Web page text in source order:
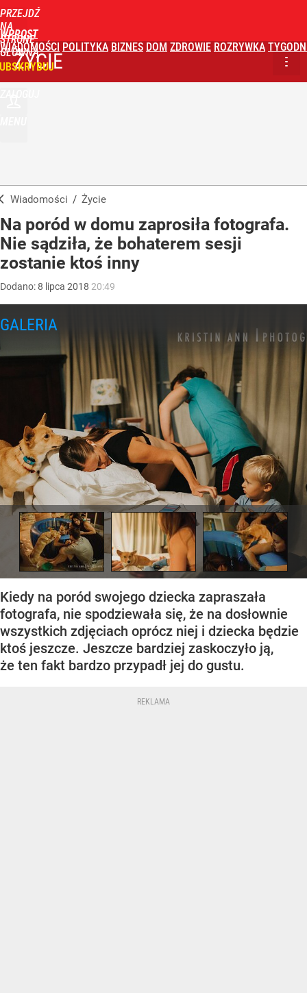
PRZEJDŹ
NA
STRONĘ
GŁÓWNĄ
WPROST
WIADOMOŚCI POLITYKA BIZNES DOM ZDROWIE ROZRYWKA
ŻYCIE
Wiadomości / Życie
Na poród w domu zaprosiła fotografa.
Nie sądziła, że bohaterem sesji
zostanie ktoś inny
Dodano:8 lipca 2018 20:49
Kiedy na poród swojego dziecka zapraszała
fotografa, nie spodziewała się, że na dosłownie
wszystkich zdjęciach oprócz niej i dziecka będzie
ktoś jeszcze. Jeszcze bardziej zaskoczyło ją,
że ten fakt bardzo przypadł jej do gustu.